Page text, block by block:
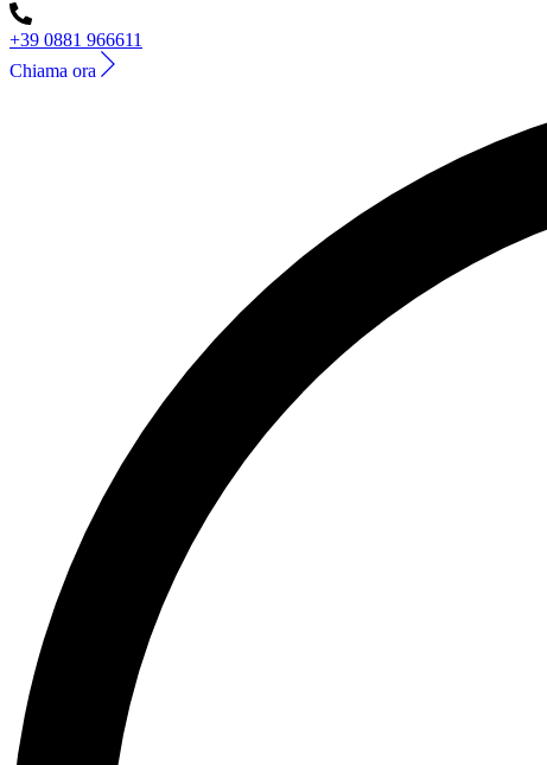
+39 0881 966611
Chiama ora